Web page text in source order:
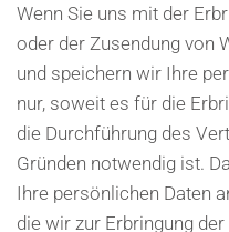
Wenn Sie uns mit der
oder der Zusendung von
und speichern wir Ihre
nur, soweit es für die
die Durchführung des
Gründen notwendig ist.
Ihre persönlichen Daten
die wir zur Erbringung